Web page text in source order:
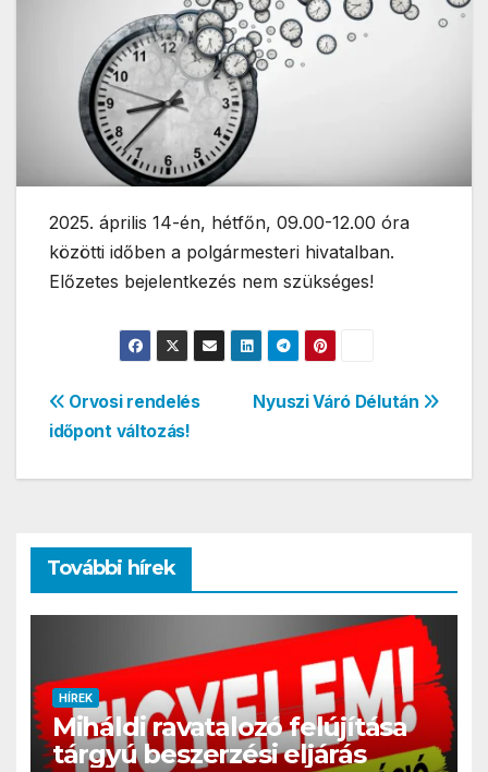
2025. április 14-én, hétfőn, 09.00-12.00 óra
közötti időben a polgármesteri hivatalban.
Előzetes bejelentkezés nem szükséges!
Bejegyzés
navigáció
Nyuszi Váró Délután
Orvosi rendelés
időpont változás!
További hírek
HÍREK
Miháldi ravatalozó felújítása
tárgyú beszerzési eljárás